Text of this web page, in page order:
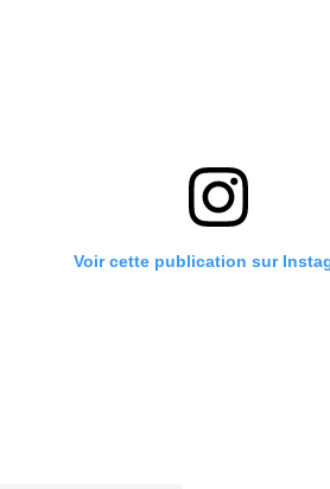
Voir cette publication sur